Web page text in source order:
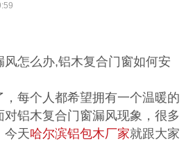
怎么办,铝木复合门窗如何安
每个人都希望拥有一个温暖的
铝木复合门窗漏风现象，很多
今天哈尔滨铝包木厂家就跟大家